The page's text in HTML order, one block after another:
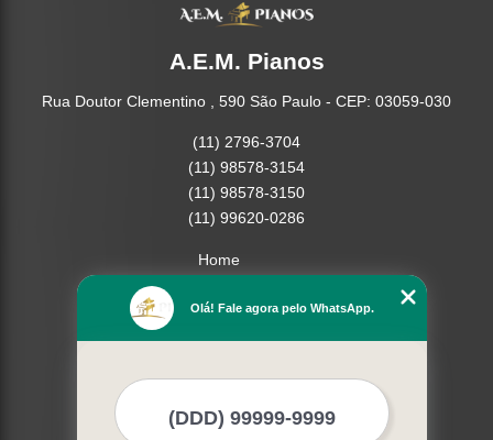
A.E.M. Pianos
Rua Doutor Clementino , 590 São Paulo - CEP: 03059-030
(11) 2796-3704
(11) 98578-3154
(11) 98578-3150
(11) 99620-0286
Home
Missão
Mais Serviços
Olá! Fale agora pelo WhatsApp.